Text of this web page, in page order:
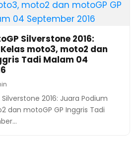
Silverstone 2016:
moto3, moto2 dan
Tadi Malam 04
2016: Juara Podium
dan motoGP GP Inggris Tadi